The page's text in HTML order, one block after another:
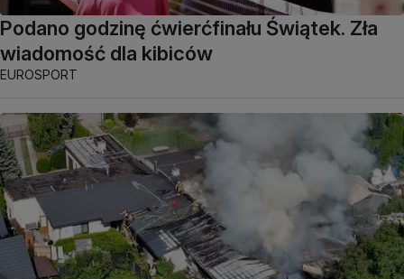
Podano godzinę ćwierćfinału Świątek. Zła
wiadomość dla kibiców
EUROSPORT